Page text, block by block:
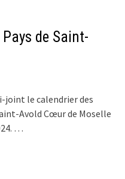
Pays de Saint-
joint le calendrier des
Avold Cœur de Moselle
…